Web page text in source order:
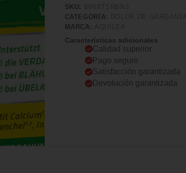
SKU:
CATEGORÍA:
MARCA:
Características adicionales
Calidad superior
Pago seguro
Satisfacción garantizada
Devolución garantizada